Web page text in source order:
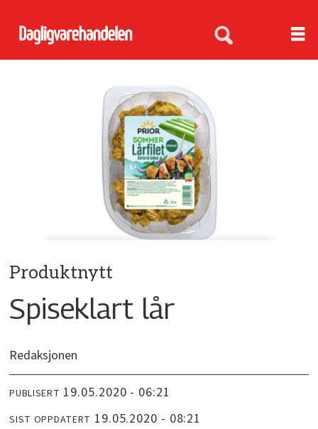
Produktnytt
Spiseklart lår
Redaksjonen
PUBLISERT 19.05.2020 - 06:21
SIST OPPDATERT 19.05.2020 - 08:21